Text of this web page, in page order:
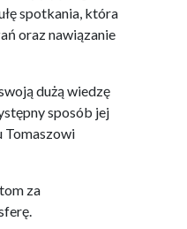
spotkania, która
oraz nawiązanie
dużą wiedzę
sposób jej
Tomaszowi
za